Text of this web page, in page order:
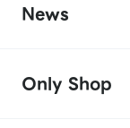
News
Only Shop